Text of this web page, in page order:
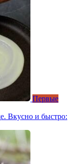
Первые
Вкусно и быстро: